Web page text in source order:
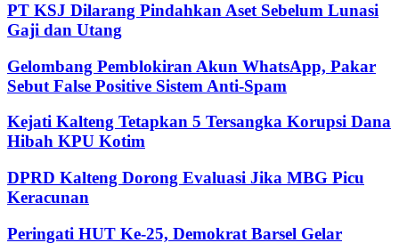
PT KSJ Dilarang Pindahkan Aset Sebelum Lunasi
Gaji dan Utang
Gelombang Pemblokiran Akun WhatsApp, Pakar
Sebut False Positive Sistem Anti-Spam
Kejati Kalteng Tetapkan 5 Tersangka Korupsi Dana
Hibah KPU Kotim
DPRD Kalteng Dorong Evaluasi Jika MBG Picu
Keracunan
Peringati HUT Ke-25, Demokrat Barsel Gelar